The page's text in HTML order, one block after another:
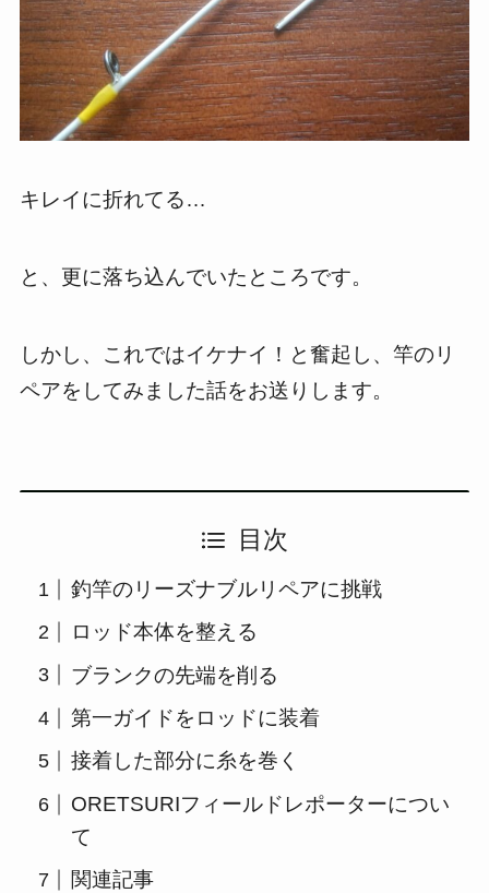
キレイに折れてる…
と、更に落ち込んでいたところです。
しかし、これではイケナイ！と奮起し、竿のリ
ペアをしてみました話をお送りします。
目次
釣竿のリーズナブルリペアに挑戦
ロッド本体を整える
ブランクの先端を削る
第一ガイドをロッドに装着
接着した部分に糸を巻く
ORETSURIフィールドレポーターについ
て
関連記事